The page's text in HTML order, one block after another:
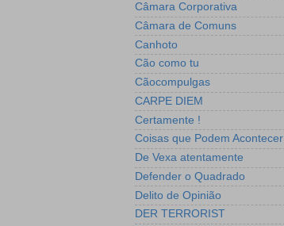
Câmara Corporativa
Câmara de Comuns
Canhoto
Cão como tu
Cãocompulgas
CARPE DIEM
Certamente !
Coisas que Podem Acontecer
De Vexa atentamente
Defender o Quadrado
Delito de Opinião
DER TERRORIST